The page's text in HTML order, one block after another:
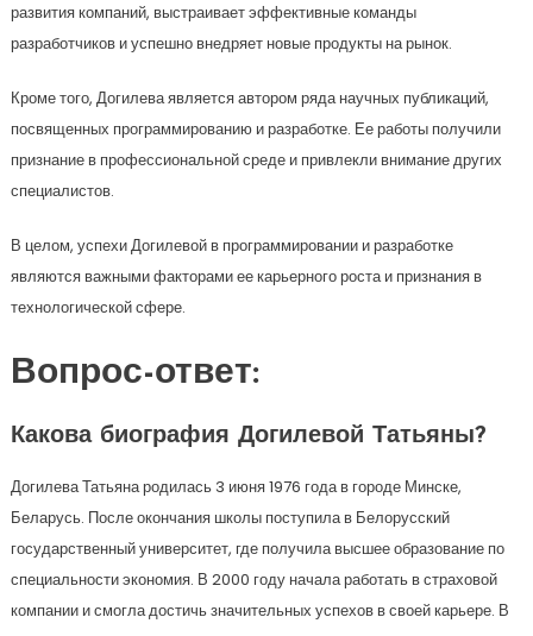
развития компаний, выстраивает эффективные команды
разработчиков и успешно внедряет новые продукты на рынок.
Кроме того, Догилева является автором ряда научных публикаций,
посвященных программированию и разработке. Ее работы получили
признание в профессиональной среде и привлекли внимание других
специалистов.
В целом, успехи Догилевой в программировании и разработке
являются важными факторами ее карьерного роста и признания в
технологической сфере.
Вопрос-ответ:
Какова биография Догилевой Татьяны?
Догилева Татьяна родилась 3 июня 1976 года в городе Минске,
Беларусь. После окончания школы поступила в Белорусский
государственный университет, где получила высшее образование по
специальности экономия. В 2000 году начала работать в страховой
компании и смогла достичь значительных успехов в своей карьере. В